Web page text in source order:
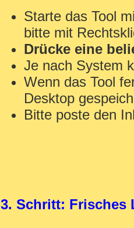
Starte das Tool
bitte mit
Drücke eine
Je nach System
Wenn das Tool
Desktop
Bitte poste den
3. Schritt: Frisches